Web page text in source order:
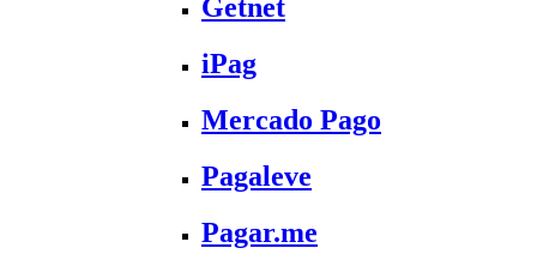
Getnet
iPag
Mercado Pago
Pagaleve
Pagar.me